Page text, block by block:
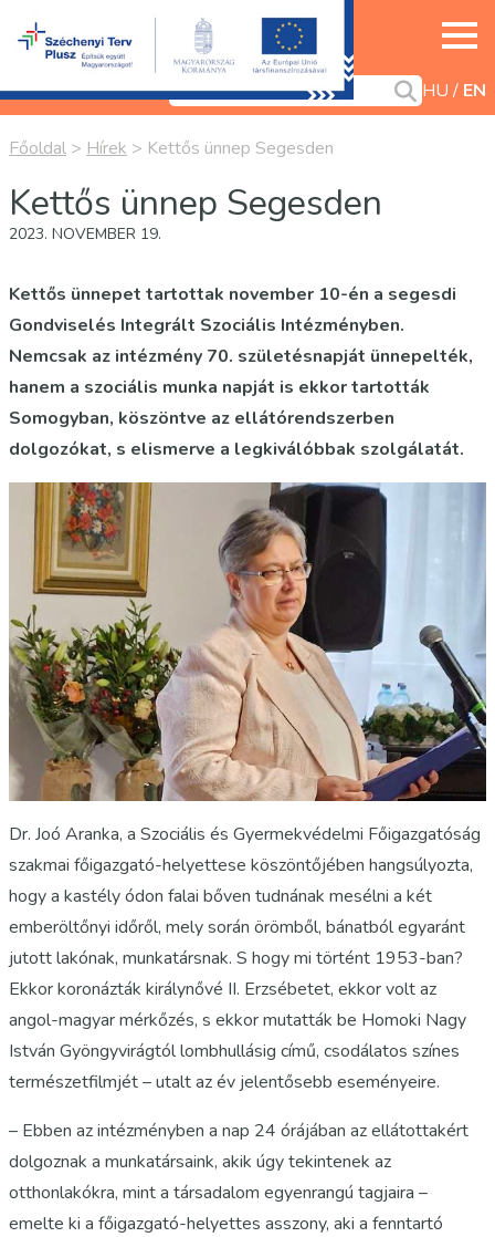
HU EN
Főoldal > Hírek > Kettős ünnep Segesden
Kettős ünnep Segesden
2023. NOVEMBER 19.
Kettős ünnepet tartottak november 10-én a segesdi
Gondviselés Integrált Szociális Intézményben.
Nemcsak az intézmény 70. születésnapját ünnepelték,
hanem a szociális munka napját is ekkor tartották
Somogyban, köszöntve az ellátórendszerben
dolgozókat, s elismerve a legkiválóbbak szolgálatát.
Dr. Joó Aranka, a Szociális és Gyermekvédelmi Főigazgatóság
szakmai főigazgató-helyettese köszöntőjében hangsúlyozta,
hogy a kastély ódon falai bőven tudnának mesélni a két
emberöltőnyi időről, mely során örömből, bánatból egyaránt
jutott lakónak, munkatársnak. S hogy mi történt 1953-ban?
Ekkor koronázták királynővé II. Erzsébetet, ekkor volt az
angol-magyar mérkőzés, s ekkor mutatták be Homoki Nagy
István Gyöngyvirágtól lombhullásig című, csodálatos színes
természetfilmjét – utalt az év jelentősebb eseményeire.
– Ebben az intézményben a nap 24 órájában az ellátottakért
dolgoznak a munkatársaink, akik úgy tekintenek az
otthonlakókra, mint a társadalom egyenrangú tagjaira –
emelte ki a főigazgató-helyettes asszony, aki a fenntartó